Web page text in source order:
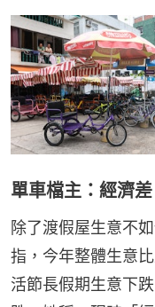
單車檔主：經濟
除了渡假屋生意不
指，今年整體生意
活節長假期生意下